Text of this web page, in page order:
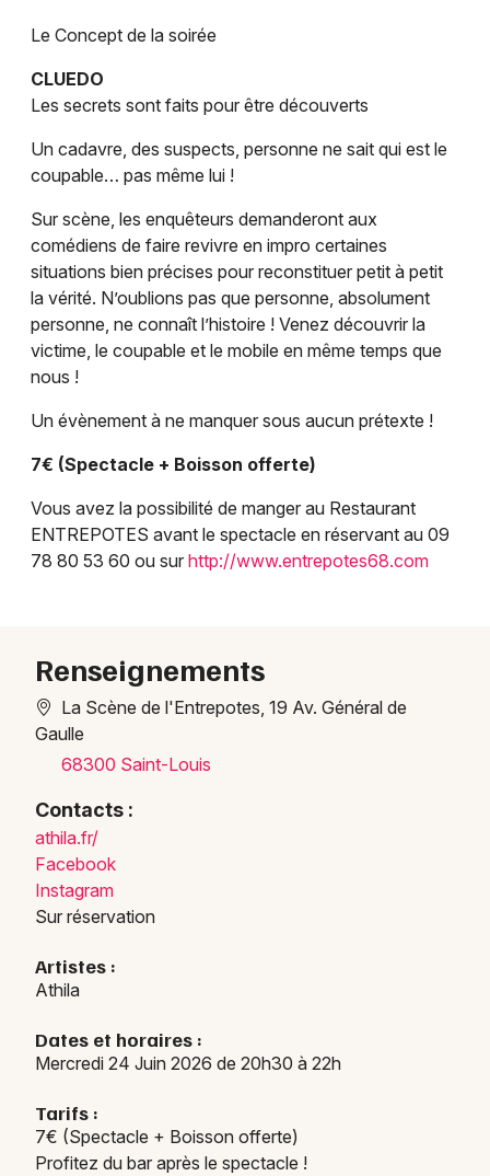
Jeux concours
Newsletter des sorties
Artistes en tournée
Actus à Saint-Louis
Magazine à Saint-Louis
Actus tourisme & loisirs
Restaurants
68 - Haut-Rhin
Choisir mes départements
Mon email
Le Concept de la soirée
CLUEDO
Les secrets sont faits pour être découverts
Un cadavre, des suspects, personne ne sait qui est le
coupable… pas même lui !
Sur scène, les enquêteurs demanderont aux
comédiens de faire revivre en impro certaines
situations bien précises pour reconstituer petit à petit
la vérité. N’oublions pas que personne, absolument
personne, ne connaît l’histoire ! Venez découvrir la
victime, le coupable et le mobile en même temps que
nous !
Un évènement à ne manquer sous aucun prétexte !
7€ (Spectacle + Boisson offerte)
Vous avez la possibilité de manger au Restaurant
ENTREPOTES avant le spectacle en réservant au 09
78 80 53 60 ou sur http://www.entrepotes68.com
Renseignements
La Scène de l'Entrepotes, 19 Av. Général de
Gaulle
68300 Saint-Louis
Contacts :
athila.fr/
Facebook
Instagram
Sur réservation
Artistes :
Athila
Dates et horaires :
Mercredi 24 Juin 2026 de 20h30 à 22h
Tarifs :
7€ (Spectacle + Boisson offerte)
Profitez du bar après le spectacle !